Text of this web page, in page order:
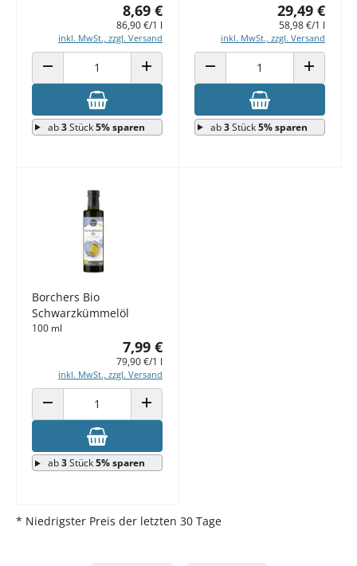
8,69 €
86,90 €/1 l
inkl. MwSt., zzgl. Versand
ANZAHL VERRINGERN ANZAHL ERHÖHEN
ab3Stück5% sparen
29,49 €
58,98 €/1 l
inkl. MwSt., zzgl. Versand
ANZAHL VERRINGERN ANZAHL
ab3Stück5% sparen
Borchers Bio
Schwarzkümmelöl
100 ml
7,99 €
79,90 €/1 l
inkl. MwSt., zzgl. Versand
ANZAHL VERRINGERN ANZAHL ERHÖHEN
ab3Stück5% sparen
* Niedrigster Preis der letzten 30 Tage